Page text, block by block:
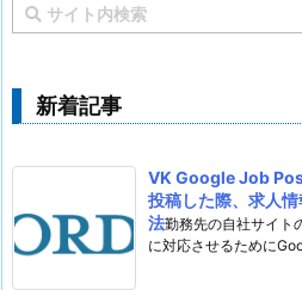
新着記事
VK Google Job
投稿した際、求人
法勤務先の自社サイト
に対応させるために